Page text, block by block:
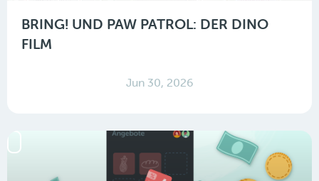
BRING! UND PAW PATROL: DER DINO
FILM
Jun 30, 2026